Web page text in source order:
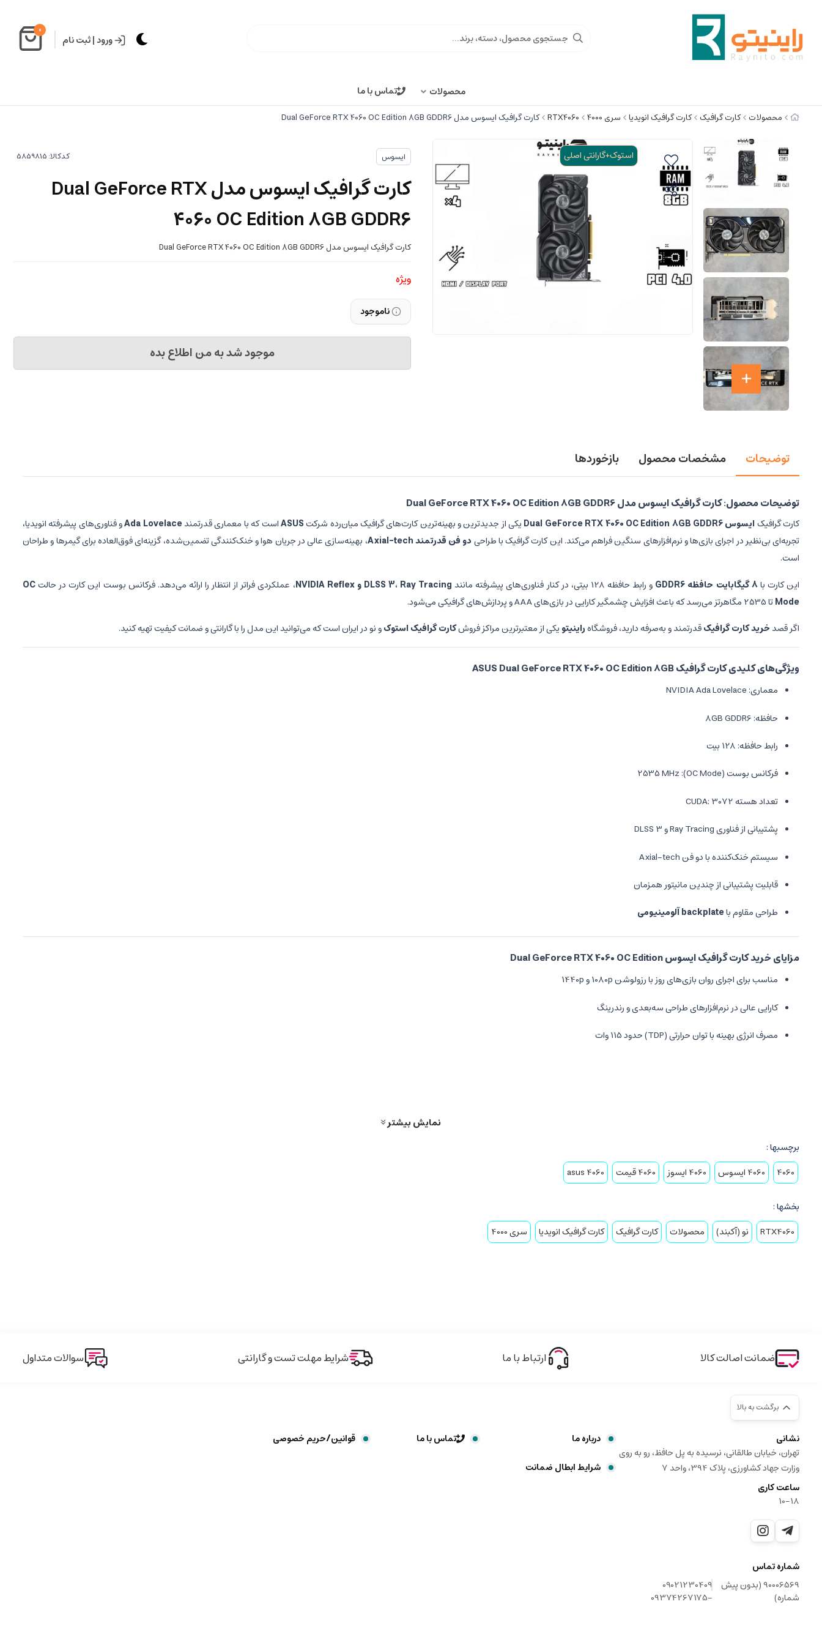
ورود|ثبت نام
0
محصولات تماس با ما
محصولات کارت گرافیک کارت گرافیک انویدیا سری 4000 RTX4060 کارت گرافیک ایسوس مدل Dual GeForce RTX 4060 OC Edition 8GB GDDR6
استوک+گارانتی اصلی ایسوس کدکالا:
کارت گرافیک ایسوس مدل Dual GeForce RTX
4060 OC Edition 8GB GDDR6
کارت گرافیک ایسوس مدل Dual GeForce RTX 4060 OC Edition 8GB GDDR6
ویژه
ناموجود
موجود شد به من اطلاع بده
توضیحات مشخصات محصول بازخوردها
توضیحات محصول: کارت گرافیک ایسوس مدل Dual GeForce RTX 4060 OC Edition 8GB GDDR6
کارت گرافیک ایسوس Dual GeForce RTX 4060 OC Edition 8GB GDDR6 یکی از جدیدترین و بهینه‌ترین کارت‌های گرافیک میان‌رده شرکتASUSاست که با معماری قدرتمندAda Lovelaceو فناوری‌های پیشرفته انویدیا،
تجربه‌ای بی‌نظیر در اجرای بازی‌ها و نرم‌افزارهای سنگین فراهم می‌کند. این کارت گرافیک با طراحی دو فن قدرتمند Axial-tech
، بهینه‌سازی عالی در جریان هوا و خنک‌کنندگی تضمین‌شده، گزینه‌ای فوق‌العاده برای گیمرها و طراحان
است.
این کارت با8 گیگابایت حافظه GDDR6 و رابط حافظه 128 بیتی، در کنار فناوری‌های پیشرفته مانند DLSS 3، Ray Tracing و NVIDIA Reflex ، عملکردی فراتر از انتظار را ارائه می‌دهد. فرکانس بوست این کارت در حالتOC
Modeتا 2535 مگاهرتز می‌رسد که باعث افزایش چشمگیر کارایی در بازی‌های AAA و پردازش‌های گرافیکی می‌شود.
اگر قصد خرید کارت گرافیکقدرتمند و به‌صرفه دارید، فروشگاهراینیتو یکی از معتبرترین مراکز فروشکارت گرافیک استوکو نو در ایران است که می‌توانید این مدل را با گارانتی و ضمانت کیفیت تهیه کنید.
ویژگی‌های کلیدی کارت گرافیک ASUS Dual GeForce RTX 4060 OC Edition 8GB
معماری: NVIDIA Ada Lovelace
حافظه: 8GB GDDR6
رابط حافظه: 128 بیت
فرکانس بوست (OC Mode): 2535 MHz
تعداد هسته CUDA: 3072
پشتیبانی از فناوری Ray Tracing و DLSS 3
سیستم خنک‌کننده با دو فن Axial-tech
قابلیت پشتیبانی از چندین مانیتور همزمان
طراحی مقاوم باbackplate آلومینیومی
مزایای خرید کارت گرافیک ایسوس Dual GeForce RTX 4060 OC Edition
مناسب برای اجرای روان بازی‌های روز با رزولوشن 1080p و 1440p
کارایی عالی در نرم‌افزارهای طراحی سه‌بعدی و رندرینگ
مصرف انرژی بهینه با توان حرارتی (TDP) حدود 115 وات
فروشگاه
RTX 4060با گارانتی و اصالت کالا هستید، راینیتو بهترین انتخاب شماست.
بک‌لینک به سایت رسمی ایسوس
برای مشاهده مشخصات کامل این محصول می‌توانید به صفحه رسمی آن در سایت ASUS مراجعه کنید:
نمایش بیشتر
برچسبها :
4060
4060 ایسوس 4060 ایسوز 4060 قیمت 4060 asus
بخشها :
RTX4060
نو (آکبند) محصولات کارت گرافیک کارت گرافیک انویدیا سری 4000
ضمانت اصالت کالا ارتباط با ما شرایط مهلت تست و گارانتی سوالات متداول
برگشت به بالا
نشانی
تهران، خیابان طالقانی، نرسیده به پل حافظ، رو به روی
وزارت جهاد کشاورزی، پلاک 394، واحد 7
ساعت کاری
10-18
شماره تماس
90006569 (بدون پیش
شماره)
09021230409
-09374267175
درباره ما تماس با ما
قوانین/حریم خصوصی
شرایط ابطال ضمانت